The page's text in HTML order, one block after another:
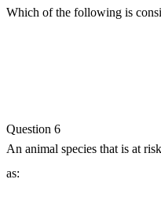
Which of the following is
Question 6
An animal species that is at
as: